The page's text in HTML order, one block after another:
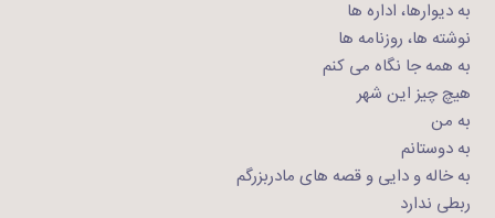
به دیوارها، اداره ها
نوشته ها، روزنامه ها
به همه جا نگاه می کنم
هیچ چیز این شهر
به من
به دوستانم
به خاله و دایی و قصه های مادربزرگم
ربطی ندارد